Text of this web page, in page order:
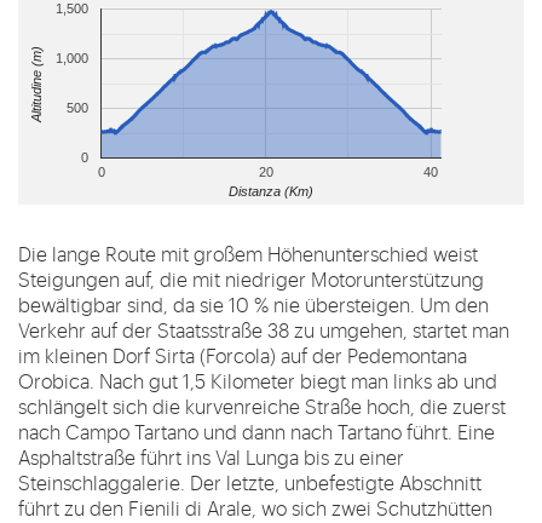
0 20 40
0
500
1,000
1,500
Distanza (Km)
Altitudine (m)
Die lange Route mit großem Höhenunterschied weist
Steigungen auf, die mit niedriger Motorunterstützung
bewältigbar sind, da sie 10 % nie übersteigen. Um den
Verkehr auf der Staatsstraße 38 zu umgehen, startet man
im kleinen Dorf Sirta (Forcola) auf der Pedemontana
Orobica. Nach gut 1,5 Kilometer biegt man links ab und
schlängelt sich die kurvenreiche Straße hoch, die zuerst
nach Campo Tartano und dann nach Tartano führt. Eine
Asphaltstraße führt ins Val Lunga bis zu einer
Steinschlaggalerie. Der letzte, unbefestigte Abschnitt
führt zu den Fienili di Arale, wo sich zwei Schutzhütten